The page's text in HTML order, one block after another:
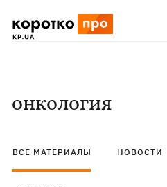
онкология
ВСЕ МАТЕРИАЛЫ НОВОСТИ